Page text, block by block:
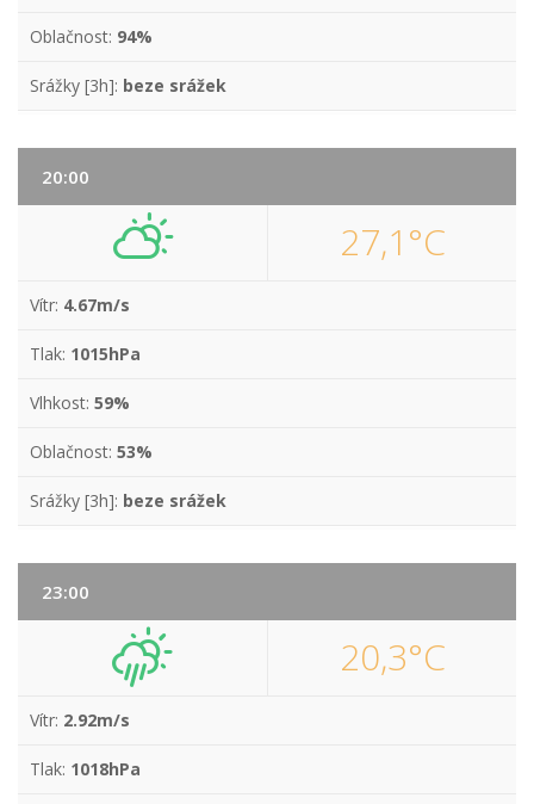
Oblačnost: 94%
Srážky [3h]: beze srážek
20:00
27,1°C
Vítr: 4.67m/s
Tlak: 1015hPa
Vlhkost: 59%
Oblačnost: 53%
Srážky [3h]: beze srážek
23:00
20,3°C
Vítr: 2.92m/s
Tlak: 1018hPa